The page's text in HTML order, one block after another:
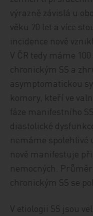
výrazně závislá u
věku 70 let a více
incidence nově
V ČR tedy máme
chronickým SS a
asymptomatickou
komory, kteří ve
fáze manifestního
diastolické
nemáme spolehlivé
nově manifestuje
nemocných.
chronickým SS se
V etiologii SS jsou